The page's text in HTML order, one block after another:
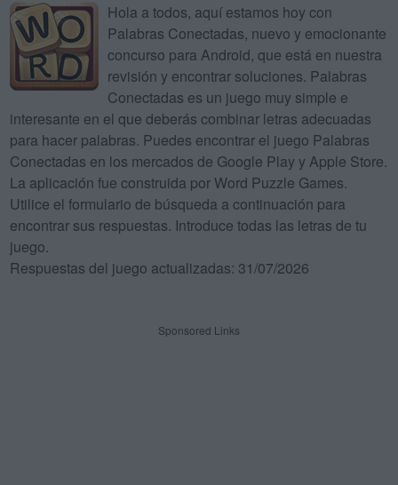
Hola a todos, aquí estamos hoy con
Palabras Conectadas, nuevo y emocionante
concurso para Android, que está en nuestra
revisión y encontrar soluciones. Palabras
Conectadas es un juego muy simple e
interesante en el que deberás combinar letras adecuadas
para hacer palabras. Puedes encontrar el juego Palabras
Conectadas en los mercados de Google Play y Apple Store.
La aplicación fue construida por Word Puzzle Games.
Utilice el formulario de búsqueda a continuación para
encontrar sus respuestas. Introduce todas las letras de tu
juego.
Respuestas del juego actualizadas: 31/07/2026
Sponsored Links